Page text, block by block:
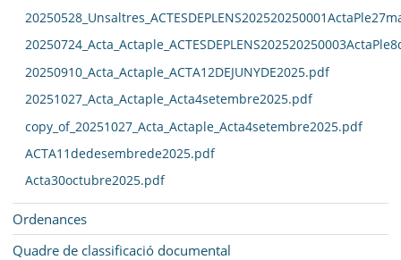
20250910_Acta_Actaple_ACTA12DEJUNYDE2025.pdf
20251027_Acta_Actaple_Acta4setembre2025.pdf
copy_of_20251027_Acta_Actaple_Acta4setembre2025.pdf
ACTA11dedesembrede2025.pdf
Acta30octubre2025.pdf
Ordenances
Quadre de classificació documental